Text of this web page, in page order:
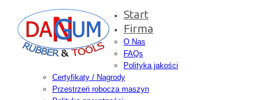
Start
Firma
O Nas
FAQs
Polityka jakości
Certyfikaty / Nagrody
Przestrzeń robocza maszyn